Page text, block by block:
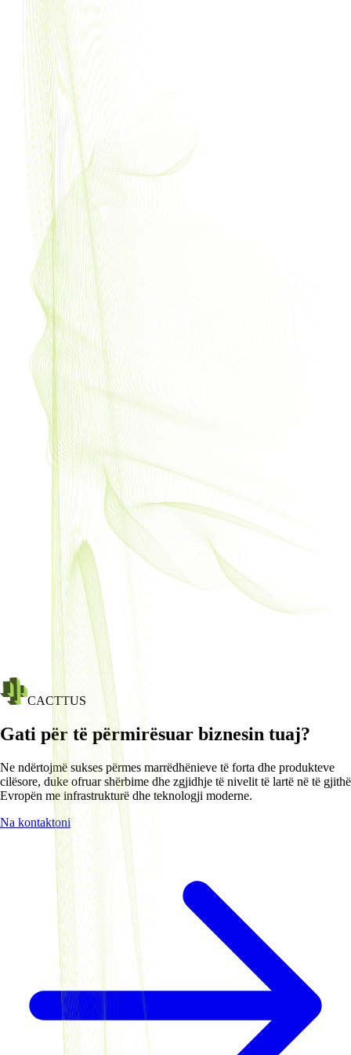
CACTTUS
Gati për të përmirësuar biznesin tuaj?
Ne ndërtojmë sukses përmes marrëdhënieve të forta dhe produkteve
cilësore, duke ofruar shërbime dhe zgjidhje të nivelit të lartë në të gjithë
Evropën me infrastrukturë dhe teknologji moderne.
Na kontaktoni